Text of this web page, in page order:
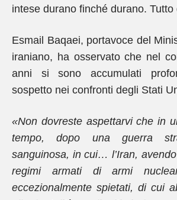
intese durano finché durano. Tutto
Esmail Baqaei, portavoce del
iraniano, ha osservato che nel
anni si sono accumulati
sospetto nei confronti degli Stati
«Non dovreste aspettarvi che in
tempo, dopo una guerra
sanguinosa, in cui… l’Iran,
regimi armati di armi
eccezionalmente spietati, di cui